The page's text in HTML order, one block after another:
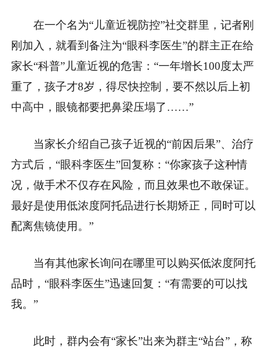
在一个名为“儿童近视防控”社交群里，记者刚
刚加入，就看到备注为“眼科李医生”的群主正在给
家长“科普”儿童近视的危害：“一年增长100度太严
重了，孩子才8岁，得尽快控制，要不然以后上初
中高中，眼镜都要把鼻梁压塌了……”
当家长介绍自己孩子近视的“前因后果”、治疗
方式后，“眼科李医生”回复称：“你家孩子这种情
况，做手术不仅存在风险，而且效果也不敢保证。
最好是使用低浓度阿托品进行长期矫正，同时可以
配离焦镜使用。”
当有其他家长询问在哪里可以购买低浓度阿托
品时，“眼科李医生”迅速回复：“有需要的可以找
我。”
此时，群内会有“家长”出来为群主“站台”，称